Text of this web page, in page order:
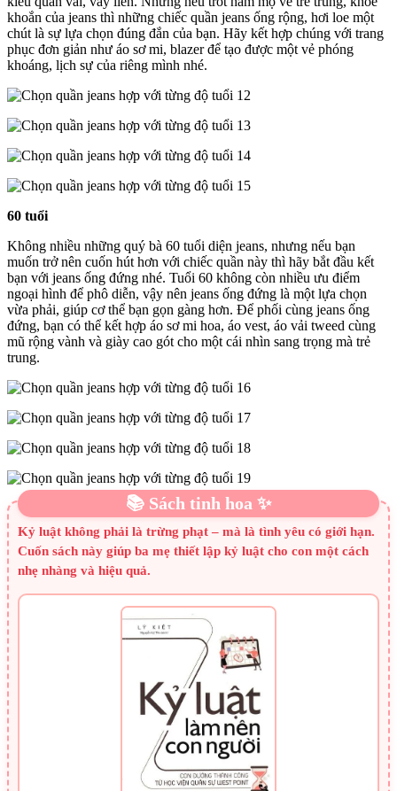
khoắn của jeans thì những chiếc quần jeans ống rộng, hơi loe một
chút là sự lựa chọn đúng đắn của bạn. Hãy kết hợp chúng với trang
phục đơn giản như áo sơ mi, blazer để tạo được một vẻ phóng
khoáng, lịch sự của riêng mình nhé.
60 tuổi
Không nhiều những quý bà 60 tuổi diện jeans, nhưng nếu bạn
muốn trở nên cuốn hút hơn với chiếc quần này thì hãy bắt đầu kết
bạn với jeans ống đứng nhé. Tuổi 60 không còn nhiều ưu điểm
ngoại hình để phô diễn, vậy nên jeans ống đứng là một lựa chọn
vừa phải, giúp cơ thể bạn gọn gàng hơn. Để phối cùng jeans ống
đứng, bạn có thể kết hợp áo sơ mi hoa, áo vest, áo vải tweed cùng
mũ rộng vành và giày cao gót cho một cái nhìn sang trọng mà trẻ
trung.
📚 Sách tinh hoa ✨
Kỷ luật không phải là trừng phạt – mà là tình yêu có giới hạn.
Cuốn sách này giúp ba mẹ thiết lập kỷ luật cho con một cách
nhẹ nhàng và hiệu quả.